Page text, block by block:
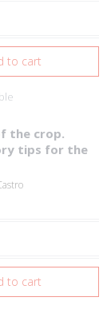
to cart
the crop.
tips for the
to cart